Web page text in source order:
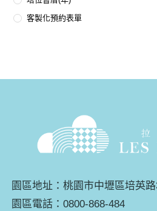
客製化預約表單
園區地址：桃園市中壢區培英
園區電話：0800-868-484